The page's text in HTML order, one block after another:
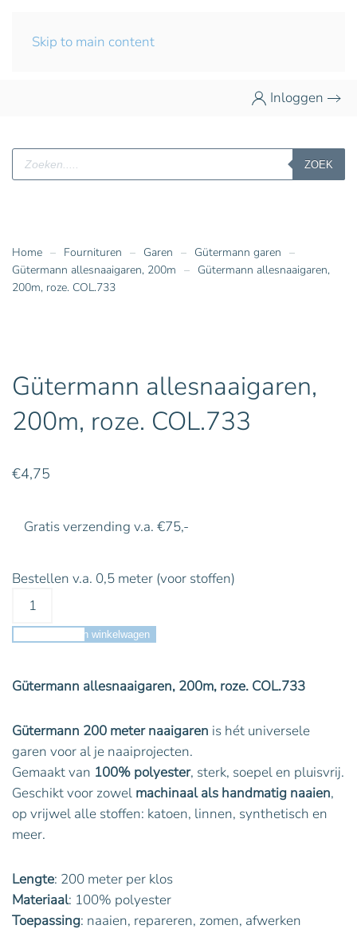
Skip to main content
Inloggen
Producten
zoeken
ZOEK
Home Fournituren Garen
Gütermann garen
Gütermann allesnaaigaren, 200m
Gütermann allesnaaigaren,
200m, roze. COL.733
Gütermann allesnaaigaren,
200m, roze. COL.733
€4,75
Gratis verzending v.a. €75,-
Bestellen v.a. 0,5 meter (voor stoffen)
Toevoegen aan winkelwagen
Gütermann allesnaaigaren, 200m, roze. COL.733
Gütermann 200 meter naaigaren is hét universele
garen voor al je naaiprojecten.
Gemaakt van 100% polyester, sterk, soepel en pluisvrij.
Geschikt voor zowel machinaal als handmatig naaien,
op vrijwel alle stoffen: katoen, linnen, synthetisch en
meer.
Lengte: 200 meter per klos
Materiaal: 100% polyester
Toepassing: naaien, repareren, zomen, afwerken